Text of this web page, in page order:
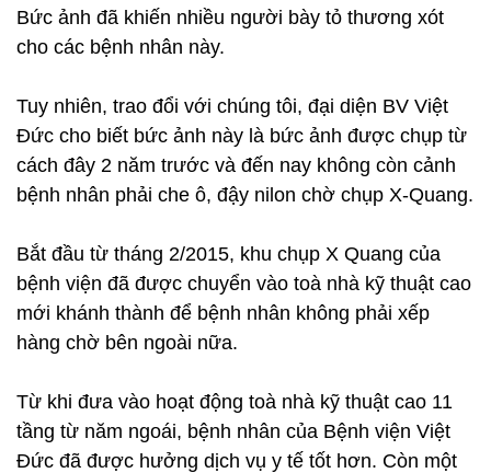
Bức ảnh đã khiến nhiều người bày tỏ thương xót
cho các bệnh nhân này.
Tuy nhiên, trao đổi với chúng tôi, đại diện BV Việt
Đức cho biết bức ảnh này là bức ảnh được chụp từ
cách đây 2 năm trước và đến nay không còn cảnh
bệnh nhân phải che ô, đậy nilon chờ chụp X-Quang.
Bắt đầu từ tháng 2/2015, khu chụp X Quang của
bệnh viện đã được chuyển vào toà nhà kỹ thuật cao
mới khánh thành để bệnh nhân không phải xếp
hàng chờ bên ngoài nữa.
Từ khi đưa vào hoạt động toà nhà kỹ thuật cao 11
tầng từ năm ngoái, bệnh nhân của Bệnh viện Việt
Đức đã được hưởng dịch vụ y tế tốt hơn. Còn một